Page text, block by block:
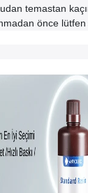
temastan
önce lütfen